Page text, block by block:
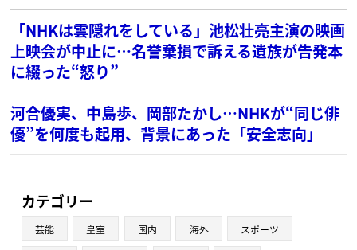
「NHKは雲隠れをしている」池松壮亮主演の映画
上映会が中止に…名誉棄損で訴える遺族が告発本
に綴った“怒り”
河合優実、中島歩、岡部たかし…NHKが“同じ俳
優”を何度も起用、背景にあった「安全志向」
カテゴリー
芸能 皇室 国内 海外 スポーツ